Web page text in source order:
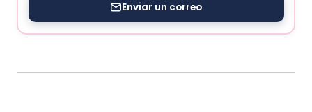
Enviar un correo